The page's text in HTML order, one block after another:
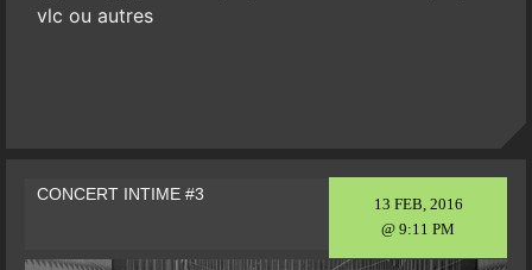
vlc ou autres
13 FEB, 2016
@ 9:11 PM
CONCERT INTIME #3